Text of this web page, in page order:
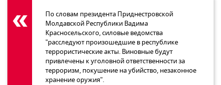
По словам президента Приднестровской
Молдавской Республики Вадима
Красносельского, силовые ведомства
"расследуют произошедшие в республике
террористические акты. Виновные будут
привлечены к уголовной ответственности за
терроризм, покушение на убийство, незаконное
хранение оружия".